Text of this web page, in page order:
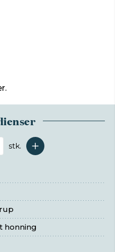
Antal serveringer
stk.
honning